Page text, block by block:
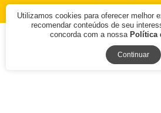
© 2020 - Agavic
Utilizamos cookies para oferecer melhor
recomendar conteúdos de seu
concorda com a nossa Política
Continuar